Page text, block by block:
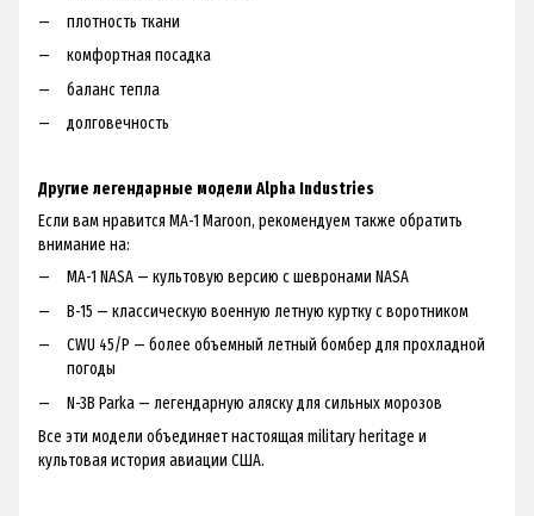
плотность ткани
комфортная посадка
баланс тепла
долговечность
Другие легендарные модели Alpha Industries
Если вам нравится MA-1 Maroon, рекомендуем также обратить
внимание на:
MA-1 NASA — культовую версию с шевронами NASA
B-15 — классическую военную летную куртку с воротником
CWU 45/P — более объемный летный бомбер для прохладной
погоды
N-3B Parka — легендарную аляску для сильных морозов
Все эти модели объединяет настоящая military heritage и
культовая история авиации США.